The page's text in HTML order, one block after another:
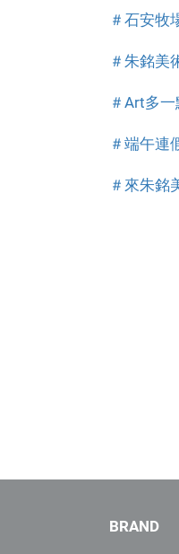
＃石安牧
＃朱銘美
＃Art多
＃端午連
＃來朱銘
BRAND